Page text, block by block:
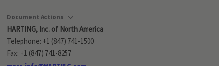
Document Actions
HARTING, Inc. of North America
Telephone: +1 (847) 741-1500
Fax: +1 (847) 741-8257